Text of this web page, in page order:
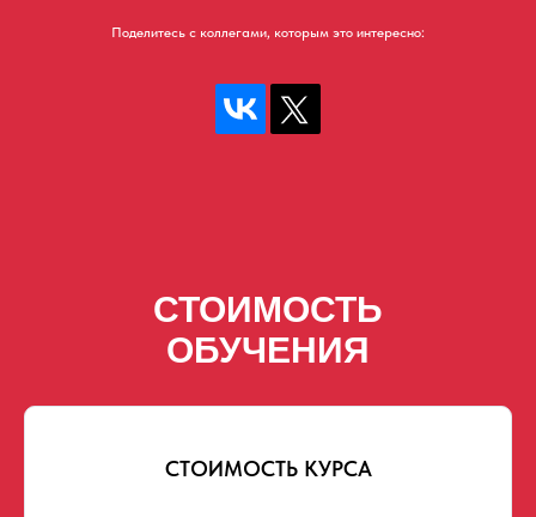
Поделитесь с коллегами, которым это интересно:
СТОИМОСТЬ
ОБУЧЕНИЯ
СТОИМОСТЬ КУРСА